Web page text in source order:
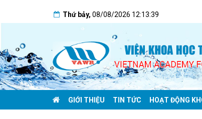
Thứ bảy, 08/08/2026 12:13:40
GIỚI THIỆU TIN TỨC HOẠT ĐỘNG